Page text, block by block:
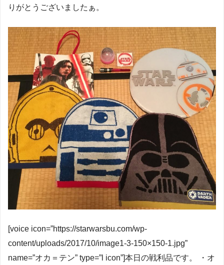
りがとうございましたぁ。
[voice icon=”https://starwarsbu.com/wp-
content/uploads/2017/10/image1-3-150×150-1.jpg”
name=”オカ＝テン” type=”l icon”]本日の戦利品です。 ・オ